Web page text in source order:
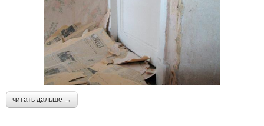
читать дальше →